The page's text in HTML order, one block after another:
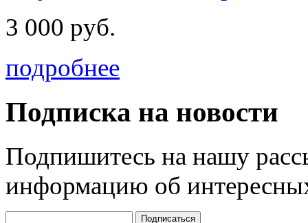
3 000 руб.
подробнее
Подписка на новости
Подпишитесь на нашу
информацию об